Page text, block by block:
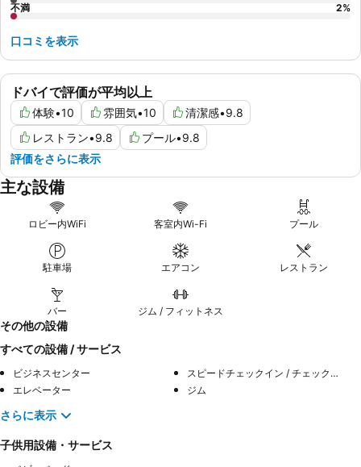
ドバイで評価が平均以上
体験•10 雰囲気•10 清潔感•9.8
レストラン•9.8 プール•9.8
評価をさらに表示
不満
2%
口コミを表示
主な設備
ロビー内WiFi 客室内Wi-Fi プール
駐車場 エアコン レストラン
バー ジム / フィットネス
その他の設備
すべての設備 / サービス
ビジネスセンター
スピードチェックイン / チェックアウト
エレベーター
ジム
さらに表示
子供用設備・サービス